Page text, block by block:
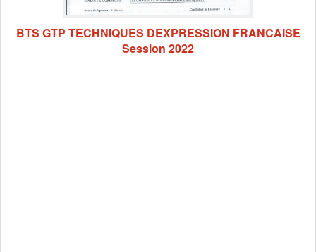
BTS GTP TECHNIQUES DEXPRESSION FRANCAISE
Session 2022